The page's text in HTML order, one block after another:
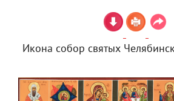
Икона собор святых